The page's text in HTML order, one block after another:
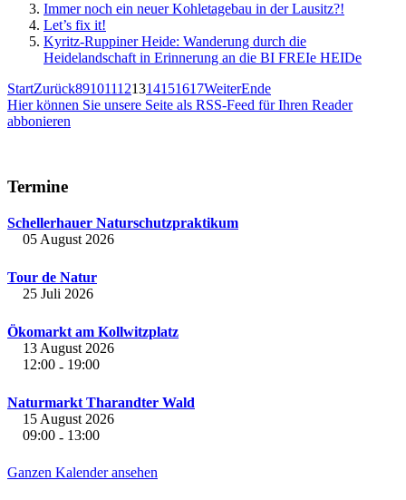
Immer noch ein neuer Kohletagebau in der Lausitz?!
Let’s fix it!
Kyritz-Ruppiner Heide: Wanderung durch die
Heidelandschaft in Erinnerung an die BI FREIe HEIDe
StartZurück891011121314151617WeiterEnde
Hier können Sie unsere Seite als RSS-Feed für Ihren Reader
abbonieren
Termine
Schellerhauer Naturschutzpraktikum
05 August 2026
Tour de Natur
25 Juli 2026
Ökomarkt am Kollwitzplatz
13 August 2026
12:00 - 19:00
Naturmarkt Tharandter Wald
15 August 2026
09:00 - 13:00
Ganzen Kalender ansehen